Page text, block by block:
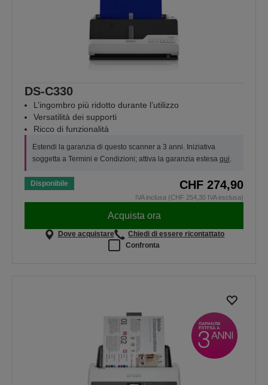
DS-C330
L’ingombro più ridotto durante l’utilizzo
Versatilità dei supporti
Ricco di funzionalità
Estendi la garanzia di questo scanner a 3 anni. Iniziativa
soggetta a Termini e Condizioni; attiva la garanzia estesa qui.
Disponibile CHF 274,90
IVA inclusa (CHF 254,30 IVA esclusa)
Acquista ora
Dove acquistare
Chiedi di essere ricontattato
Confronta